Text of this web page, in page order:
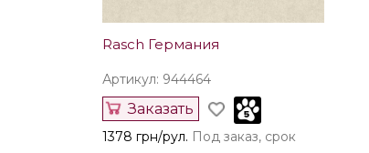
Rasch Германия
Артикул: 944464
Заказать
1378 грн/рул. Под заказ, срок